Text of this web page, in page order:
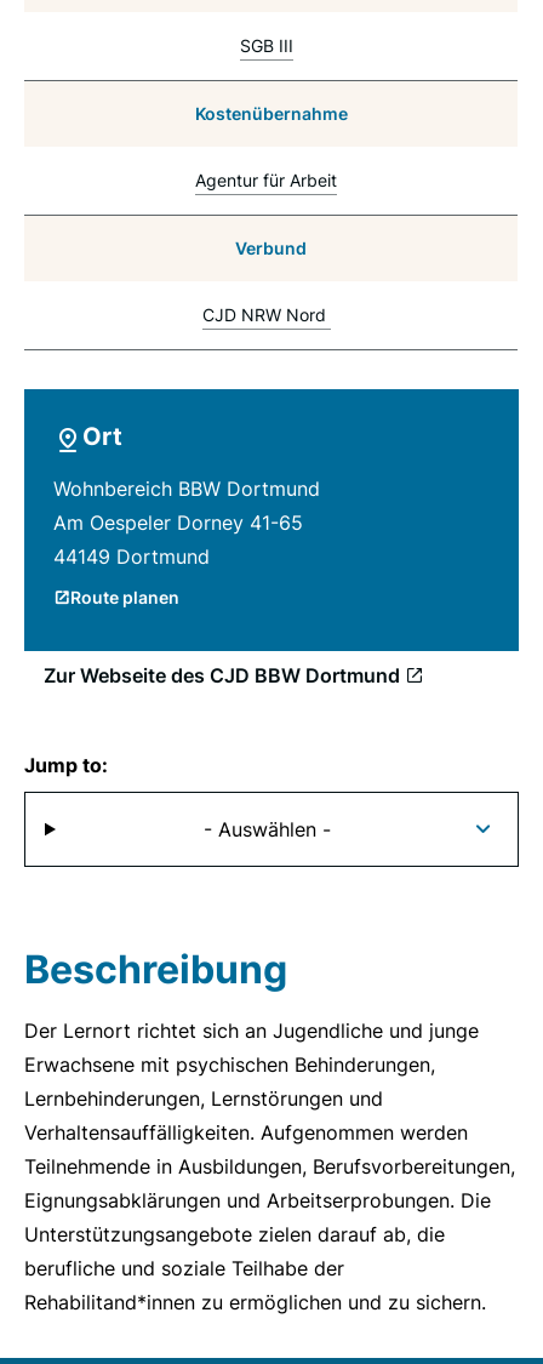
SGB III
Kostenübernahme
Agentur für Arbeit
Verbund
CJD NRW Nord
Ort
Wohnbereich BBW Dortmund
Am Oespeler Dorney 41-65
44149 Dortmund
Route planen
Zur Webseite des CJD BBW Dortmund
Jump to:
- Auswählen -
Beschreibung
Der Lernort richtet sich an Jugendliche und junge
Erwachsene mit psychischen Behinderungen,
Lernbehinderungen, Lernstörungen und
Verhaltensauffälligkeiten. Aufgenommen werden
Teilnehmende in Ausbildungen, Berufsvorbereitungen,
Eignungsabklärungen und Arbeitserprobungen. Die
Unterstützungsangebote zielen darauf ab, die
berufliche und soziale Teilhabe der
Rehabilitand*innen zu ermöglichen und zu sichern.